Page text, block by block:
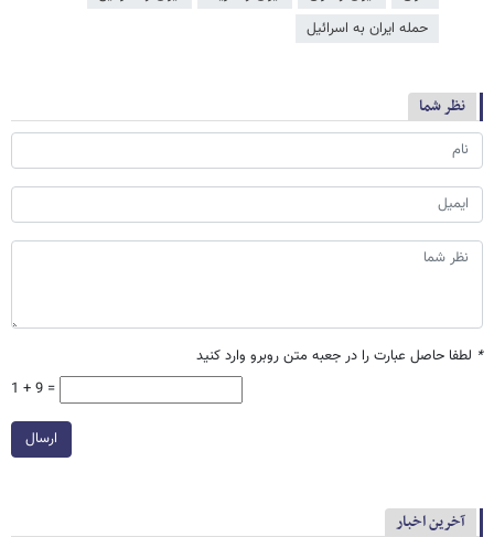
حمله ایران به اسرائیل
نظر شما
* لطفا حاصل عبارت را در جعبه متن روبرو وارد کنید
1 + 9 =
ارسال
آخرین اخبار